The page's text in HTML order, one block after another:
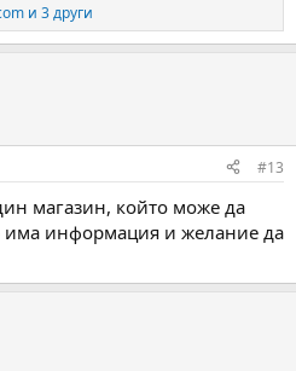
и 3 други
#13
магазин, който може да
има информация и желание да